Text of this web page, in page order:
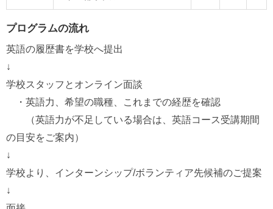
プログラムの流れ
英語の履歴書を学校へ提出
↓
学校スタッフとオンライン面談
・英語力、希望の職種、これまでの経歴を確認
（英語力が不足している場合は、英語コース受講期間
の目安をご案内）
↓
学校より、インターンシップ/ボランティア先候補のご提案
↓